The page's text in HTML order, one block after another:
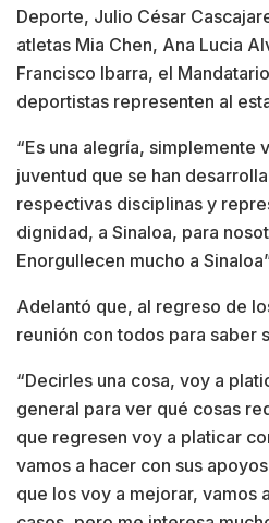
Deporte, Julio César
atletas Mia Chen, Ana Lucia
Francisco Ibarra, el
deportistas representen al
“Es una alegría, simplemente
juventud que se han
respectivas disciplinas y
dignidad, a Sinaloa, para
Enorgullecen mucho a
Adelantó que, al regreso de
reunión con todos para saber
“Decirles una cosa, voy a
general para ver qué cosas
que regresen voy a platicar
vamos a hacer con sus
que los voy a mejorar, vamos